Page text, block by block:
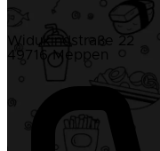
Widukindstraße 22
49716 Meppen